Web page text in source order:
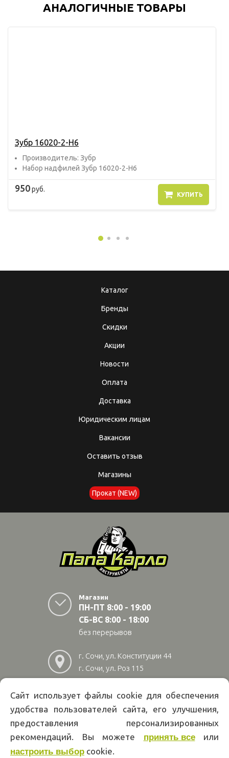
АНАЛОГИЧНЫЕ ТОВАРЫ
Зубр 16020-2-H6
Прoизвoдитель: Зубр
Набор надфилей Зубр 16020-2-H6
950руб.
КУПИТЬ
Каталог
Бренды
Скидки
Акции
Новости
Оплата
Доставка
Юридическим лицам
Вакансии
Оставить отзыв
Магазины
Прокат (NEW)
Магазин
ПН-ПТ 8:00 - 19:00
СБ-ВС 8:00 - 18:00
без перерывов
г. Сочи, ул. Конституции 44
г. Сочи, ул. Роз 115
г. Адлер, ул Авиационная
28/10
222 02 01
офертой. Указанные цены действуют только при оформлении заказа
через интернет-магазин papakarlotools.ru.
Сайт использует файлы cookie для обеспечения
удобства пользователей сайта, его улучшения,
предоставления персонализированных
рекомендаций. Вы можете принять всеили
настроить выбор cookie.